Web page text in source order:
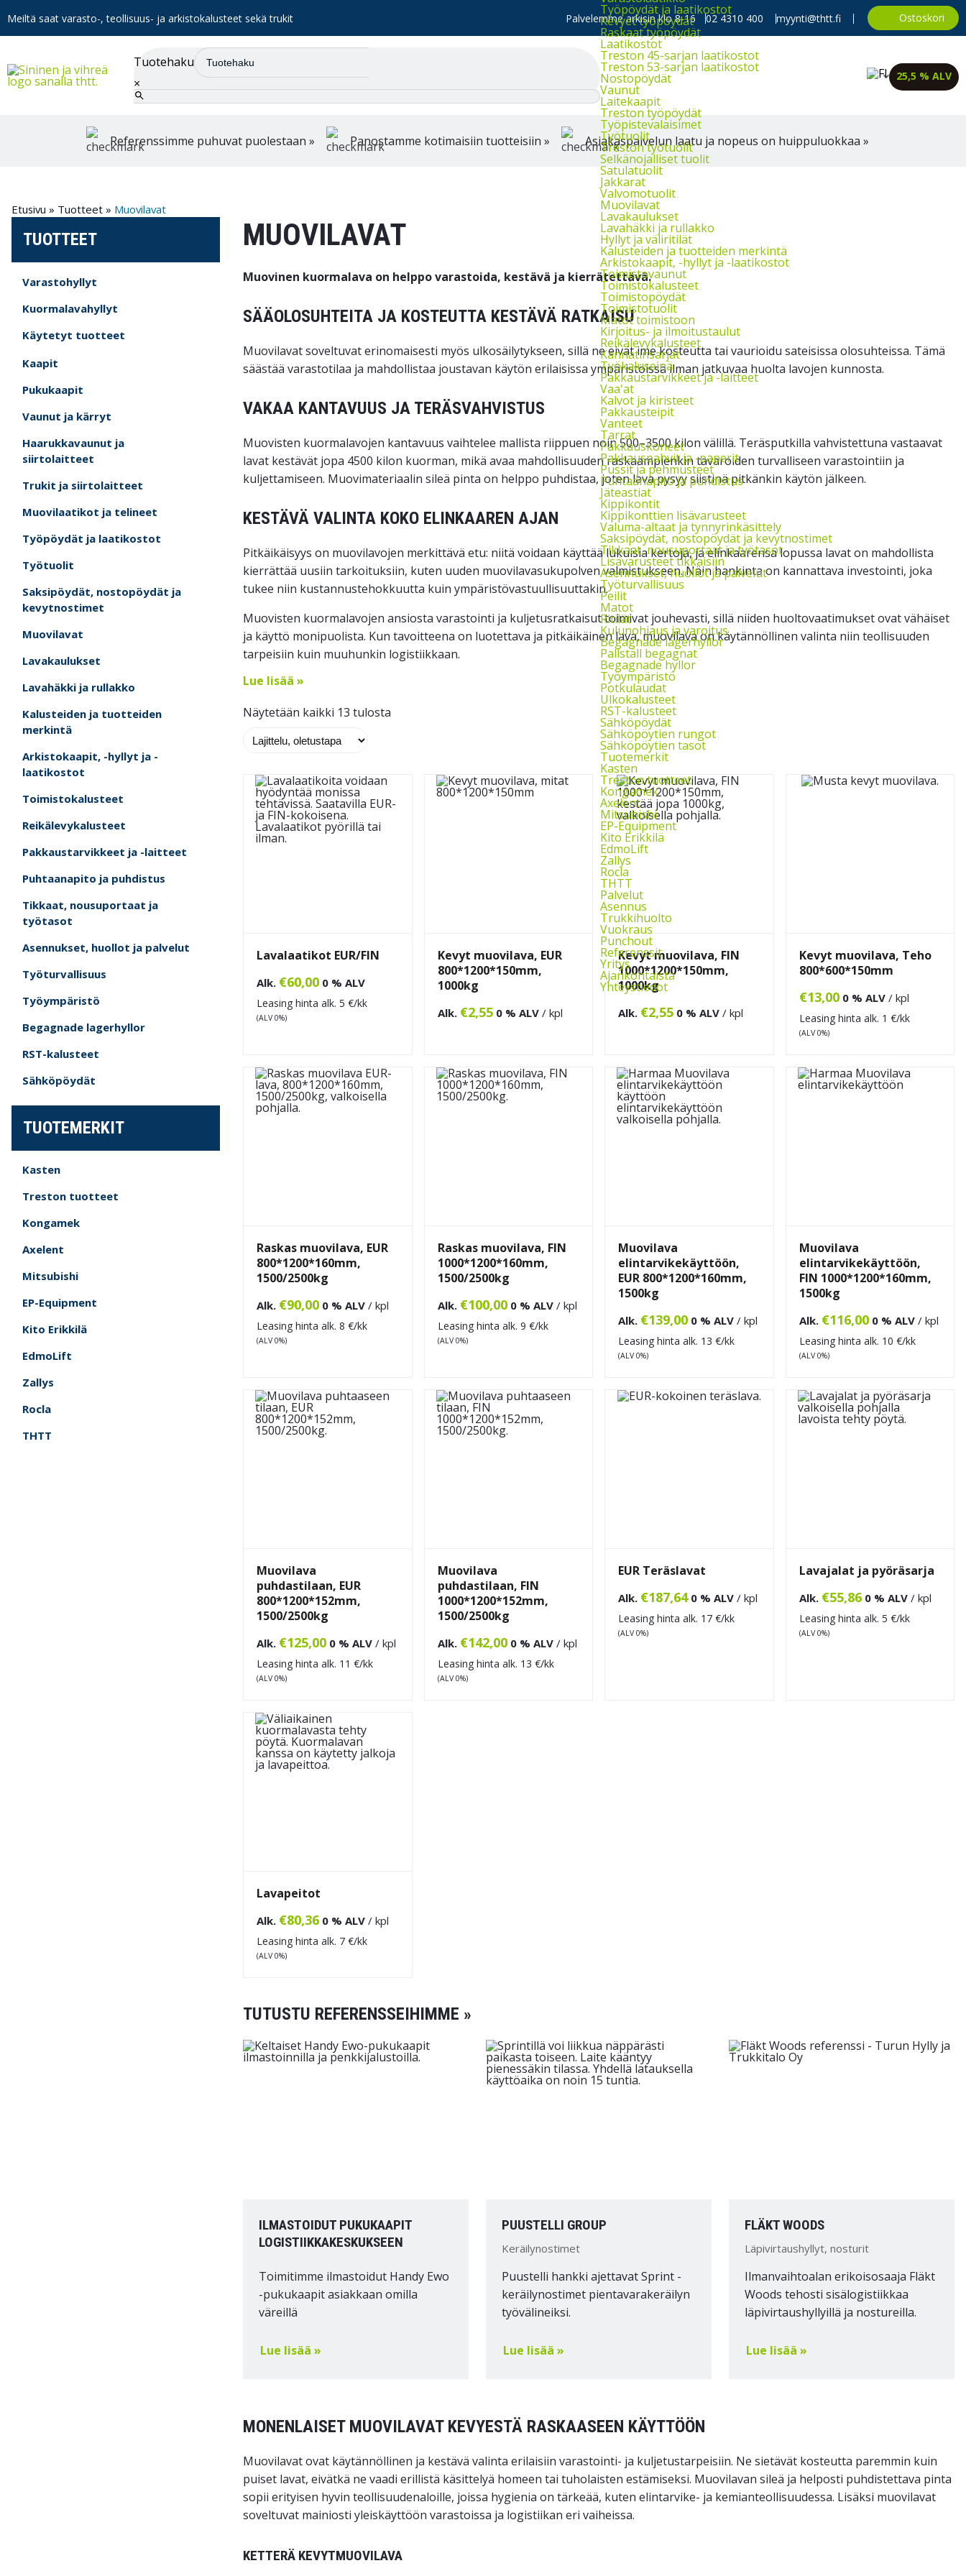
Meiltä saat varasto-, teollisuus- ja arkistokalusteet sekä trukit Palvelemme arkisin klo 8-16 02 4310 400 myynti@thtt.fi Ostoskori
Tuotehaku
×
Työpöydät ja laatikostot
Kevyet työpöydät
Raskaat työpöydät
Laatikostot
Treston 45-sarjan laatikostot
Treston 53-sarjan laatikostot
Nostopöydät
Vaunut
Laitekaapit
Treston työpöydät
Työpistevalaisimet
Työtuolit
Treston työtuolit
Selkänojalliset tuolit
Satulatuolit
Jakkarat
Valvomotuolit
Muovilavat
Lavakaulukset
Lavahäkki ja rullakko
Hyllyt ja väliritilät
Kalusteiden ja tuotteiden merkintä
Arkistokaapit, -hyllyt ja -laatikostot
Toimistovaunut
Toimistokalusteet
Toimistopöydät
Toimistotuolit
Matot toimistoon
Kirjoitus- ja ilmoitustaulut
Reikälevykalusteet
Kannatinsarjat
Työkaluseinä
Pakkaustarvikkeet ja -laitteet
Vaa'at
Kalvot ja kiristeet
Pakkausteipit
Vanteet
Tarrat
Pakkauskoneet
Pakkauspahvit ja -paperit
Pussit ja pehmusteet
Puhtaanapito ja puhdistus
Jäteastiat
Kippikontit
Kippikonttien lisävarusteet
Valuma-altaat ja tynnyrinkäsittely
Saksipöydät, nostopöydät ja kevytnostimet
Tikkaat, nousuportaat ja työtasot
Lisävarusteet tikkaisiin
Asennukset, huollot ja palvelut
Työturvallisuus
Peilit
Matot
Ritilät
Kulunohjaus ja varoitus
Begagnade lagerhyllor
Pallställ begagnat
Begagnade hyllor
Työympäristö
Potkulaudat
Ulkokalusteet
RST-kalusteet
Sähköpöydät
Sähköpöytien rungot
Sähköpöytien tasot
Tuotemerkit
Kasten
Treston tuotteet
Kongamek
Axelent
Mitsubishi
EP-Equipment
Kito Erikkilä
EdmoLift
Zallys
Rocla
THTT
Palvelut
Asennus
Trukkihuolto
Vuokraus
Punchout
Referenssit
Yritys
Ajankohtaista
Yhteystiedot
25,5 % ALV
Referenssimme puhuvat puolestaan » Panostamme kotimaisiin tuotteisiin » Asiakaspalvelun laatu ja nopeus on huippuluokkaa »
Etusivu » Tuotteet » Muovilavat
TUOTTEET
Varastohyllyt
Kuormalavahyllyt
Käytetyt tuotteet
Kaapit
Pukukaapit
Vaunut ja kärryt
Haarukkavaunut ja
siirtolaitteet
Trukit ja siirtolaitteet
Muovilaatikot ja telineet
Työpöydät ja laatikostot
Työtuolit
Saksipöydät, nostopöydät ja
kevytnostimet
Muovilavat
Lavakaulukset
Lavahäkki ja rullakko
Kalusteiden ja tuotteiden
merkintä
Arkistokaapit, -hyllyt ja -
laatikostot
Toimistokalusteet
Reikälevykalusteet
Pakkaustarvikkeet ja -laitteet
Puhtaanapito ja puhdistus
Tikkaat, nousuportaat ja
työtasot
Asennukset, huollot ja palvelut
Työturvallisuus
Työympäristö
Begagnade lagerhyllor
RST-kalusteet
Sähköpöydät
TUOTEMERKIT
Kasten
Treston tuotteet
Kongamek
Axelent
Mitsubishi
EP-Equipment
Kito Erikkilä
EdmoLift
Zallys
Rocla
THTT
MUOVILAVAT
Muovinen kuormalava on helppo varastoida, kestävä ja kierrätettävä.
SÄÄOLOSUHTEITA JA KOSTEUTTA KESTÄVÄ RATKAISU
Muovilavat soveltuvat erinomaisesti myös ulkosäilytykseen, sillä ne eivät ime kosteutta tai vaurioidu sateisissa olosuhteissa. Tämä
säästää varastotilaa ja mahdollistaa joustavan käytön erilaisissa ympäristöissä ilman jatkuvaa huolta lavojen kunnosta.
VAKAA KANTAVUUS JA TERÄSVAHVISTUS
Muovisten kuormalavojen kantavuus vaihtelee mallista riippuen noin 500–3500 kilon välillä. Teräsputkilla vahvistettuna vastaavat
lavat kestävät jopa 4500 kilon kuorman, mikä avaa mahdollisuuden raskaampienkin tavaroiden turvalliseen varastointiin ja
kuljettamiseen. Muovimateriaalin sileä pinta on helppo puhdistaa, joten lava pysyy siistinä pitkänkin käytön jälkeen.
KESTÄVÄ VALINTA KOKO ELINKAAREN AJAN
Pitkäikäisyys on muovilavojen merkittävä etu: niitä voidaan käyttää lukuisia kertoja, ja elinkaarensa lopussa lavat on mahdollista
kierrättää uusiin tarkoituksiin, kuten uuden muovilavasukupolven valmistukseen. Näin hankinta on kannattava investointi, joka
tukee niin kustannustehokkuutta kuin ympäristövastuullisuuttakin.
Muovisten kuormalavojen ansiosta varastointi ja kuljetusratkaisut toimivat jouhevasti, sillä niiden huoltovaatimukset ovat vähäiset
ja käyttö monipuolista. Kun tavoitteena on luotettava ja pitkäikäinen lava, muovilava on käytännöllinen valinta niin teollisuuden
tarpeisiin kuin muuhunkin logistiikkaan.
Lue lisää »
Näytetään kaikki 13 tulosta
Lavalaatikot EUR/FIN
Alk. €60,00 0 % ALV
Leasing hinta alk.5 €/kk
(ALV 0%)
Kevyt muovilava, EUR
800*1200*150mm,
1000kg
Alk. €2,55 0 % ALV/ kpl
Kevyt muovilava, FIN
1000*1200*150mm,
1000kg
Alk. €2,55 0 % ALV / kpl
Kevyt muovilava, Teho
800*600*150mm
€13,00 0 % ALV/ kpl
Leasing hinta alk. 1 €/kk
(ALV 0%)
Raskas muovilava, EUR
800*1200*160mm,
1500/2500kg
Alk. €90,00 0 % ALV / kpl
Leasing hinta alk.8 €/kk
(ALV 0%)
Raskas muovilava, FIN
1000*1200*160mm,
1500/2500kg
Alk. €100,00 0 % ALV/ kpl
Leasing hinta alk. 9 €/kk
(ALV 0%)
Muovilava
elintarvikekäyttöön,
EUR 800*1200*160mm,
1500kg
Alk. €139,00 0 % ALV / kpl
Leasing hinta alk. 13 €/kk
(ALV 0%)
Muovilava
elintarvikekäyttöön,
FIN 1000*1200*160mm,
1500kg
Alk. €116,00 0 % ALV/ kpl
Leasing hinta alk. 10 €/kk
(ALV 0%)
Muovilava
puhdastilaan, EUR
800*1200*152mm,
1500/2500kg
Alk. €125,00 0 % ALV / kpl
Leasing hinta alk. 11 €/kk
(ALV 0%)
Muovilava
puhdastilaan, FIN
1000*1200*152mm,
1500/2500kg
Alk. €142,00 0 % ALV/ kpl
Leasing hinta alk. 13 €/kk
(ALV 0%)
EUR Teräslavat
Alk. €187,64 0 % ALV / kpl
Leasing hinta alk. 17 €/kk
(ALV 0%)
Lavajalat ja pyöräsarja
Alk. €55,86 0 % ALV/ kpl
Leasing hinta alk. 5 €/kk
(ALV 0%)
Lavapeitot
Alk. €80,36 0 % ALV / kpl
Leasing hinta alk. 7 €/kk
(ALV 0%)
TUTUSTU REFERENSSEIHIMME »
ILMASTOIDUT PUKUKAAPIT
LOGISTIIKKAKESKUKSEEN
Toimitimme ilmastoidut Handy Ewo
-pukukaapit asiakkaan omilla
väreillä
Lue lisää »
PUUSTELLI GROUP
Keräilynostimet
Puustelli hankki ajettavat Sprint -
keräilynostimet pientavarakeräilyn
työvälineiksi.
Lue lisää »
FLÄKT WOODS
Läpivirtaushyllyt, nosturit
Ilmanvaihtoalan erikoisosaaja Fläkt
Woods tehosti sisälogistiikkaa
läpivirtaushyllyillä ja nostureilla.
Lue lisää »
MONENLAISET MUOVILAVAT KEVYESTÄ RASKAASEEN KÄYTTÖÖN
Muovilavat ovat käytännöllinen ja kestävä valinta erilaisiin varastointi- ja kuljetustarpeisiin. Ne sietävät kosteutta paremmin kuin
puiset lavat, eivätkä ne vaadi erillistä käsittelyä homeen tai tuholaisten estämiseksi. Muovilavan sileä ja helposti puhdistettava pinta
sopii erityisen hyvin teollisuudenaloille, joissa hygienia on tärkeää, kuten elintarvike- ja kemianteollisuudessa. Lisäksi muovilavat
soveltuvat mainiosti yleiskäyttöön varastoissa ja logistiikan eri vaiheissa.
KETTERÄ KEVYTMUOVILAVA